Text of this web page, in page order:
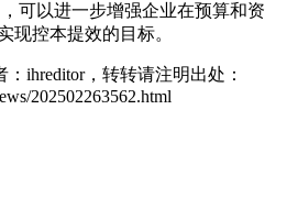
可以进一步增强企业在预算和资
现控本提效的目标。
ihreditor，转转请注明出处：
202502263562.html